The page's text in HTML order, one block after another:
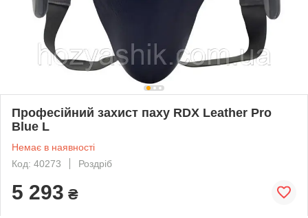
Професійний захист паху RDX Leather Pro
Blue L
Немає в наявності
Код: 40273
Роздріб
5 293 ₴